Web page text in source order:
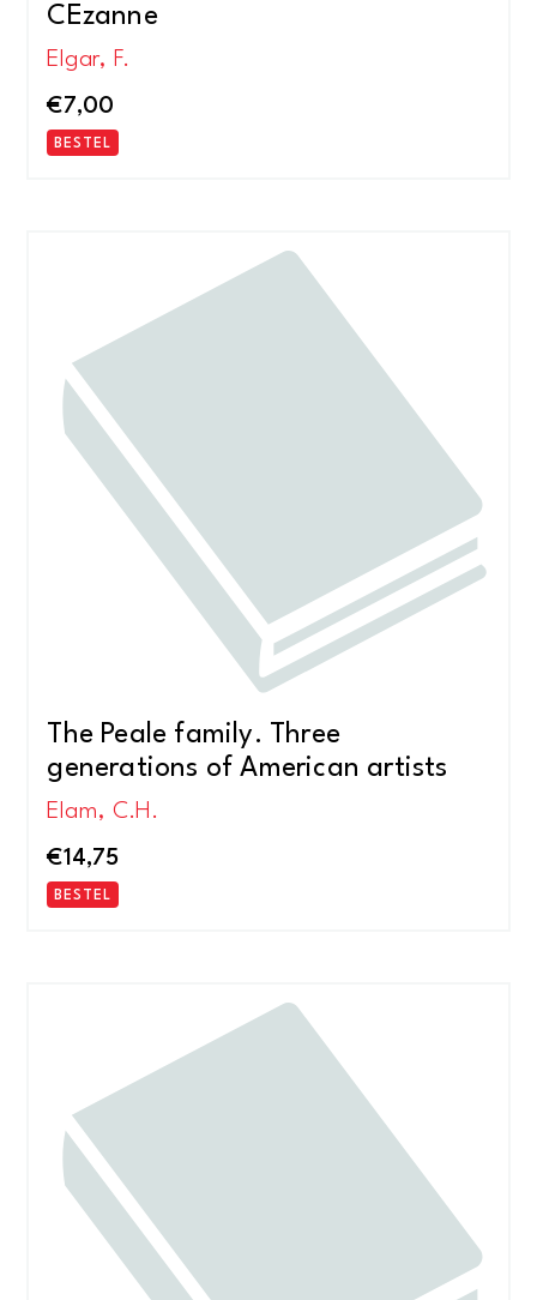
CEzanne
Elgar, F.
€7,00
BESTEL
The Peale family. Three
generations of American artists
Elam, C.H.
€14,75
BESTEL